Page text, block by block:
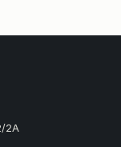
2А